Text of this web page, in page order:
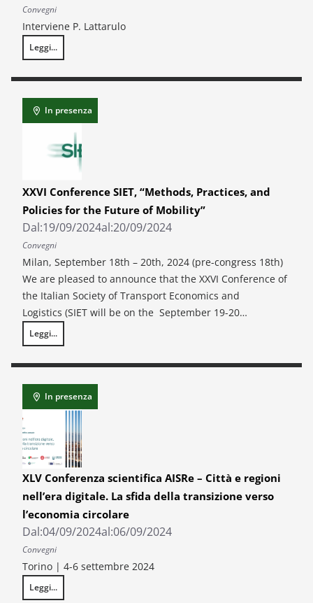
Convegni
Interviene P. Lattarulo
Leggi...
Presentazione del XX Rapporto sulla Finanza territoriale:
In presenza
XXVI Conference SIET, “Methods, Practices, and
Policies for the Future of Mobility”
Dal:19/09/2024al:20/09/2024
Convegni
Milan, September 18th – 20th, 2024 (pre-congress 18th)
We are pleased to announce that the XXVI Conference of
the Italian Society of Transport Economics and
Logistics (SIET will be on the September 19-20…
Leggi...
XXVI Conference SIET, “Methods, Practices, and Policies for the Future
In presenza
XLV Conferenza scientifica AISRe – Città e regioni
nell’era digitale. La sfida della transizione verso
l’economia circolare
Dal:04/09/2024al:06/09/2024
Convegni
Torino | 4-6 settembre 2024
Leggi...
XLV Conferenza scientifica AISRe – Città e regioni nell’era digitale.